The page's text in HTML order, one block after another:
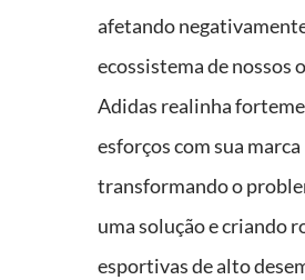
afetando
ecossistema de nossos
Adidas realinha
esforços com sua marca
transformando o
uma solução e criando
esportivas de alto